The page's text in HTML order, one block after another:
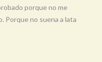
porque no me
Porque no suena a lata